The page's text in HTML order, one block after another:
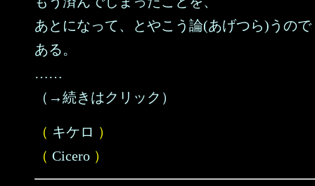
あとになって、とやこう論(あげつら)うので
ある。
……
（→続きはクリック）
（ キケロ ）
（ Cicero ）